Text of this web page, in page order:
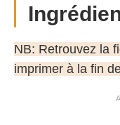
NB: Retrouvez la
imprimer à la fin